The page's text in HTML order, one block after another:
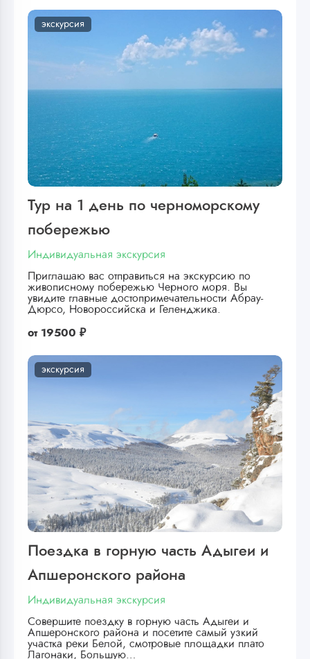
экскурсия
Тур на 1 день по черноморскому
побережью
Индивидуальная экскурсия
Приглашаю вас отправиться на экскурсию по
живописному побережью Черного моря. Вы
увидите главные достопримечательности Абрау-
Дюрсо, Новороссийска и Геленджика.
от 19500 ₽
экскурсия
Поездка в горную часть Адыгеи и
Апшеронского района
Индивидуальная экскурсия
Совершите поездку в горную часть Адыгеи и
Апшеронского района и посетите самый узкий
участка реки Белой, смотровые площадки плато
Лагонаки, Большую…